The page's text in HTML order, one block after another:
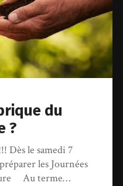
du
?
Dès le samedi 7
les Journées
Au terme…